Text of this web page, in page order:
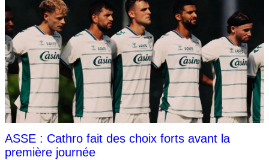
ASSE : Cathro fait des choix forts avant la
première journée